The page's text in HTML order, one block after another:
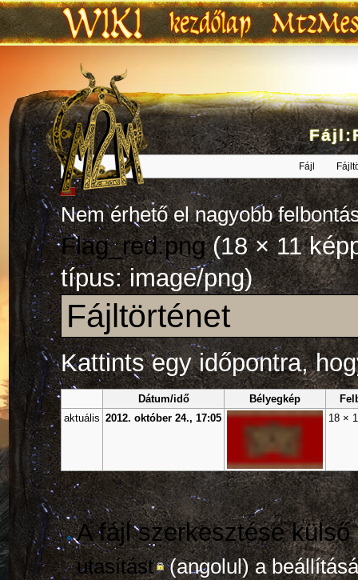
Ugrás:navigáció,keresés
Fájl
Nem érhető el nagyobb
Flag_red.png‎(18 × 11
típus: image/png)
Fájltörténet
Kattints egy időpontra,
Dátum/idő Bélyegkép
aktuális 2012. október 24., 17:05 18 ×
A fájl szerkesztése
utasítást (angolul) a